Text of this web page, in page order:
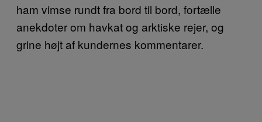
ham vimse rundt fra bord til bord, fortælle
anekdoter om havkat og arktiske rejer, og
grine højt af kundernes kommentarer.